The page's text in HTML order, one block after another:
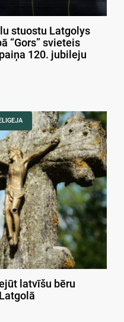
stuostu Latgolys
“Gors” svieteis
120. jubileju
latvīšu bēru